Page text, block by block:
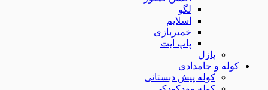
لگو
اسلایم
خمیربازی
پاپ ایت
پازل
کوله و جامدادی
کوله پیش دبستانی